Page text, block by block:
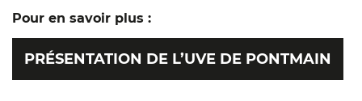
Pour en savoir plus :
PRÉSENTATION DE L’UVE DE PONTMAIN